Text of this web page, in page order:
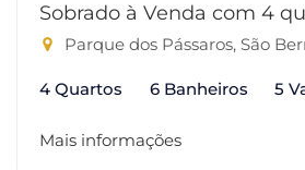
Sobrado à Venda com 4
Parque dos Pássaros, São
4 Quartos 6 Banheiros 5
Mais informações